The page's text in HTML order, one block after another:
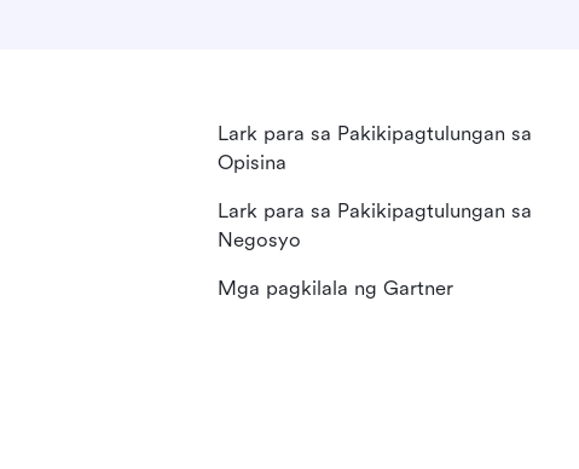
Lark para sa Pakikipagtulungan sa
Opisina
Lark para sa Pakikipagtulungan sa
Negosyo
Mga pagkilala ng Gartner